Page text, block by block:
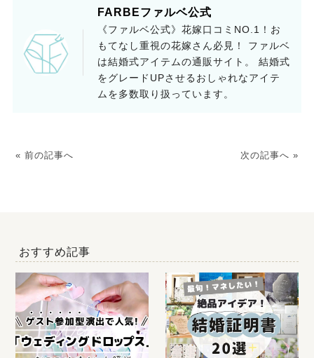
FARBEファルベ公式
《ファルベ公式》花嫁口コミNO.1！お
もてなし重視の花嫁さん必見！ ファルベ
は結婚式アイテムの通販サイト。 結婚式
をグレードUPさせるおしゃれなアイテ
ムを多数取り扱っています。
« 前の記事へ 次の記事へ »
おすすめ記事